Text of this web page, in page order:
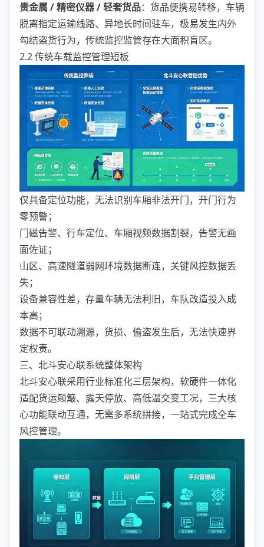
贵金属 / 精密仪器 / 轻奢货品：货品便携易转移，车辆
脱离指定运输线路、异地长时间驻车，极易发生内外
勾结盗货行为，传统监控监管存在大面积盲区。
2.2 传统车载监控管理短板
仅具备定位功能，无法识别车厢非法开门，开门行为
零预警；
门磁告警、行车定位、车厢视频数据割裂，告警无画
面佐证；
山区、高速隧道弱网环境数据断连，关键风控数据丢
失；
设备兼容性差，存量车辆无法利旧，车队改造投入成
本高；
数据不可联动溯源，货损、偷盗发生后，无法快速界
定权责。
三、北斗安心联系统整体架构
北斗安心联采用行业标准化三层架构，软硬件一体化
适配货运颠簸、露天停放、高低温交变工况，三大核
心功能联动互通，无需多系统拼接，一站式完成全车
风控管理。